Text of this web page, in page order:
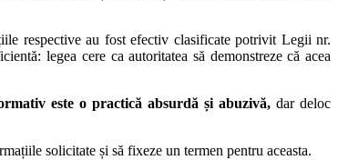
respective au fost efectiv clasificate potrivit Legii nr.
legea cere ca autoritatea să demonstreze că acea
este o practică absurdă și abuzivă, dar deloc
solicitate și să fixeze un termen pentru aceasta.